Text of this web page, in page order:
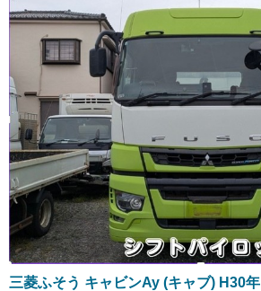
三菱ふそう キャビンAy (キャブ) H30年